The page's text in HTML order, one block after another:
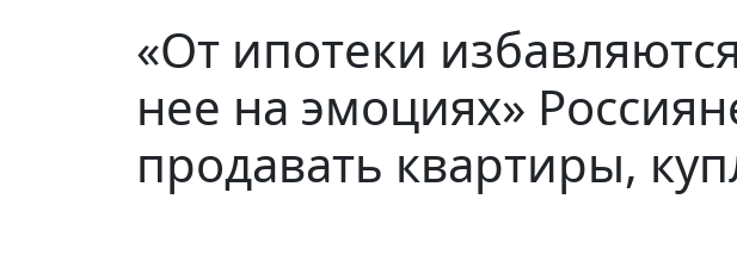
«От ипотеки
нее на эмоциях»
продавать квартиры,